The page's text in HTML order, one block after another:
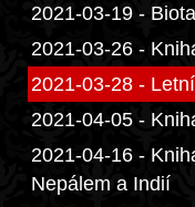
2021-03-19 -
2021-03-26 -
2021-03-28 -
2021-04-05 -
2021-04-16 -
Nepálem a Indií